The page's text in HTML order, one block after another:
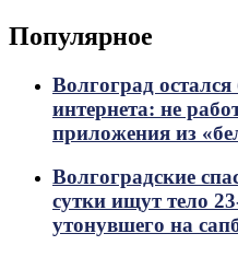
Популярное
Волгоград
интернета: не
приложения из
Волгоградские
сутки ищут тело
утонувшего на